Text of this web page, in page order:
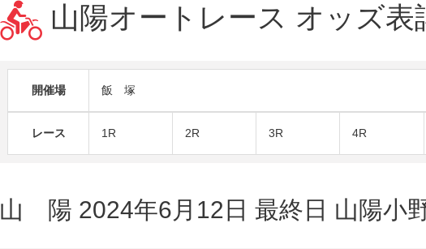
山陽オートレース オッズ表
開催場 飯 塚
レース 1R 2R 3R 4R
山 陽 2024年6月12日 最終日 山陽小